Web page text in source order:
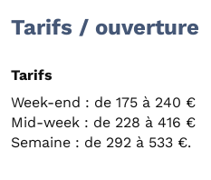
Tarifs / ouverture
Tarifs
Week-end : de 175 à 240 €
Mid-week : de 228 à 416 €
Semaine : de 292 à 533 €.